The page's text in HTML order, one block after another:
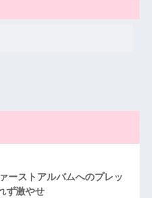
ーストアルバムへのプレッ
ず激やせ